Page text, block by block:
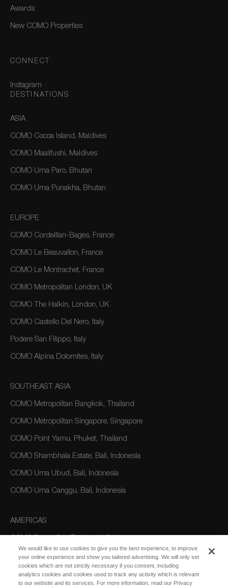
Awards
New COMO Properties
CONNECT
Instagram
DESTINATIONS
ASIA
COMO Cocoa Island, Maldives
COMO Maalifushi, Maldives
COMO Uma Paro, Bhutan
COMO Uma Punakha, Bhutan
EUROPE
COMO Cordeillan-Bages, France
COMO Le Beauvallon, France
COMO Le Montrachet, France
COMO Metropolitan London, UK
COMO The Halkin, London, UK
COMO Castello Del Nero, Italy
Podere San Filippo, Italy
COMO Alpina Dolomites, Italy
SOUTHEAST ASIA
COMO Metropolitan Bangkok, Thailand
COMO Metropolitan Singapore, Singapore
COMO Point Yamu, Phuket, Thailand
COMO Shambhala Estate, Bali, Indonesia
COMO Uma Ubud, Bali, Indonesia
COMO Uma Canggu, Bali, Indonesia
AMERICAS
AUSTRALIA/OCEANIA
COMO The Treasury, Perth
We would like to use cookies to give you the best experience, to improve
your online experience and show you tailored advertising. We will only set
cookies which are not strictly necessary if you consent, including
analytics cookies and cookies used to track any activity which is relevant
to our website and its services. For more information, read our Privacy